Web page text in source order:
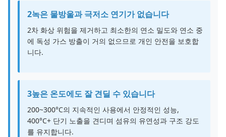
2녹은 물방울과 극저소 연기가 없습니다
2차 화상 위험을 제거하고 최소한의 연소 밀도와 연소 중
에 독성 가스 방출이 거의 없으므로 개인 안전을 보호합
니다.
3높은 온도에도 잘 견딜 수 있습니다
200~300°C의 지속적인 사용에서 안정적인 성능,
400°C+ 단기 노출을 견디며 섬유의 유연성과 구조 강도
를 유지합니다.